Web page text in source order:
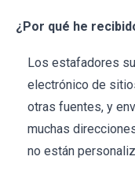
¿Por qué he
Los estafadores
electrónico de
otras fuentes, y
muchas
no están